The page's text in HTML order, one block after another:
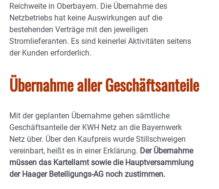
Reichweite in Oberbayern. Die Übernahme des
Netzbetriebs hat keine Auswirkungen auf die
bestehenden Verträge mit den jeweiligen
Stromlieferanten. Es sind keinerlei Aktivitäten seitens
der Kunden erforderlich.
Übernahme aller Geschäftsanteile
Mit der geplanten Übernahme gehen sämtliche
Geschäftsanteile der KWH Netz an die Bayernwerk
Netz über. Über den Kaufpreis wurde Stillschweigen
vereinbart, heißt es in einer Erklärung. Der Übernahme
müssen das Kartellamt sowie die Hauptversammlung
der Haager Beteiligungs-AG noch zustimmen.